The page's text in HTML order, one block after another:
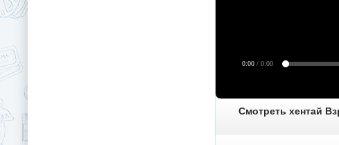
0:00 / 0:00
Смотреть хентай